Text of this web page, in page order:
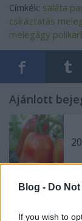
Blog - Do
If you wish to
Címkék: saláta
csíráztatás
melegágy
Ajánlott